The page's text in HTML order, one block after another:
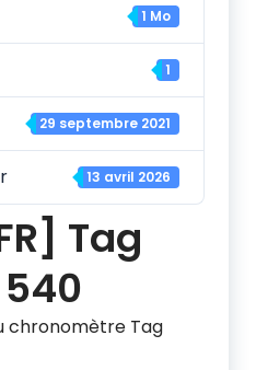
1 Mo
1
29 septembre 2021
13 avril 2026
Tag
540
chronomètre Tag